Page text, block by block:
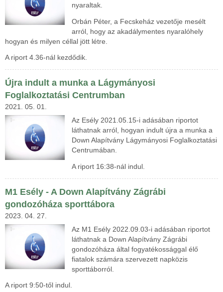
nyaraltak.
Orbán Péter, a Fecskeház vezetője mesélt
arról, hogy az akadálymentes nyaralóhely
hogyan és milyen céllal jött létre.
A riport 4.36-nál kezdődik.
Újra indult a munka a Lágymányosi
Foglalkoztatási Centrumban
2021. 05. 01.
Az Esély 2021.05.15-i adásában riportot
láthatnak arról, hogyan indult újra a munka a
Down Alapítvány Lágymányosi Foglalkoztatási
Centrumában.
A riport 16:38-nál indul.
M1 Esély - A Down Alapítvány Zágrábi
gondozóháza sporttábora
2023. 04. 27.
Az M1 Esély 2022.09.03-i adásában riportot
láthatnak a Down Alapítvány Zágrábi
gondozóháza által fogyatékossággal élő
fiatalok számára szervezett napközis
sporttáborról.
A riport 9:50-től indul.